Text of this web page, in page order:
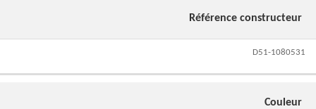
Référence constructeur
D51-1080531
Couleur